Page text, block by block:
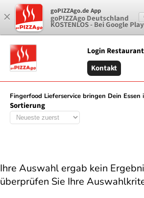
× goPIZZAgo.de App
goPIZZAgo Deutschland
KOSTENLOS - Bei Google Play
Login
Kontakt
0 Artikel
Fingerfood Lieferservice bringen Dein Essen
Sortierung
Ihre Auswahl ergab kein
überprüfen Sie Ihre